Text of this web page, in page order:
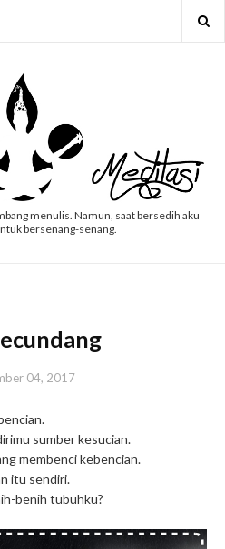
menulis. Namun, saat bersedih aku
bersenang-senang.
04, 2017
sumber kesucian.
membenci kebencian.
itu sendiri.
benih tubuhku?